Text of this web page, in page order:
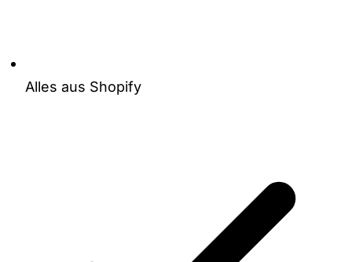
Alles aus Shopify